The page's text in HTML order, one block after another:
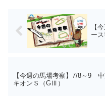
【
ー
【今週の馬場考察】7/8～9
キオンＳ（GⅢ）